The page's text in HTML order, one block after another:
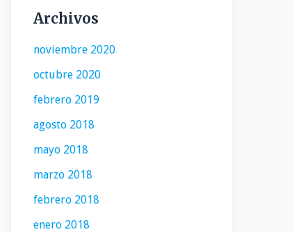
Archivos
noviembre 2020
octubre 2020
febrero 2019
agosto 2018
mayo 2018
marzo 2018
febrero 2018
enero 2018